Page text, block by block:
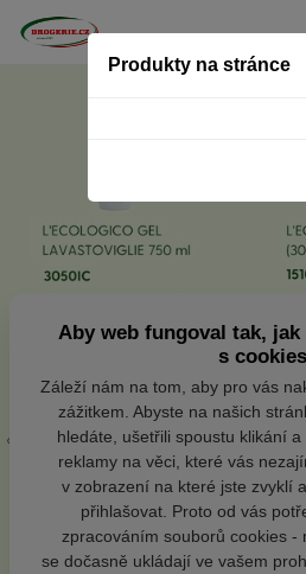
Produkty na stránce
Aby web fungoval tak,
s
Záleží nám na tom, aby pro vás
zážitkem. Abyste na našich
hledáte, ušetřili spoustu klikání
reklamy na věci, které vás
v zobrazení na které jste zvyklí
přihlašovat. Proto od vás
zpracováním souborů cookies -
se dočasně ukládají ve vašem